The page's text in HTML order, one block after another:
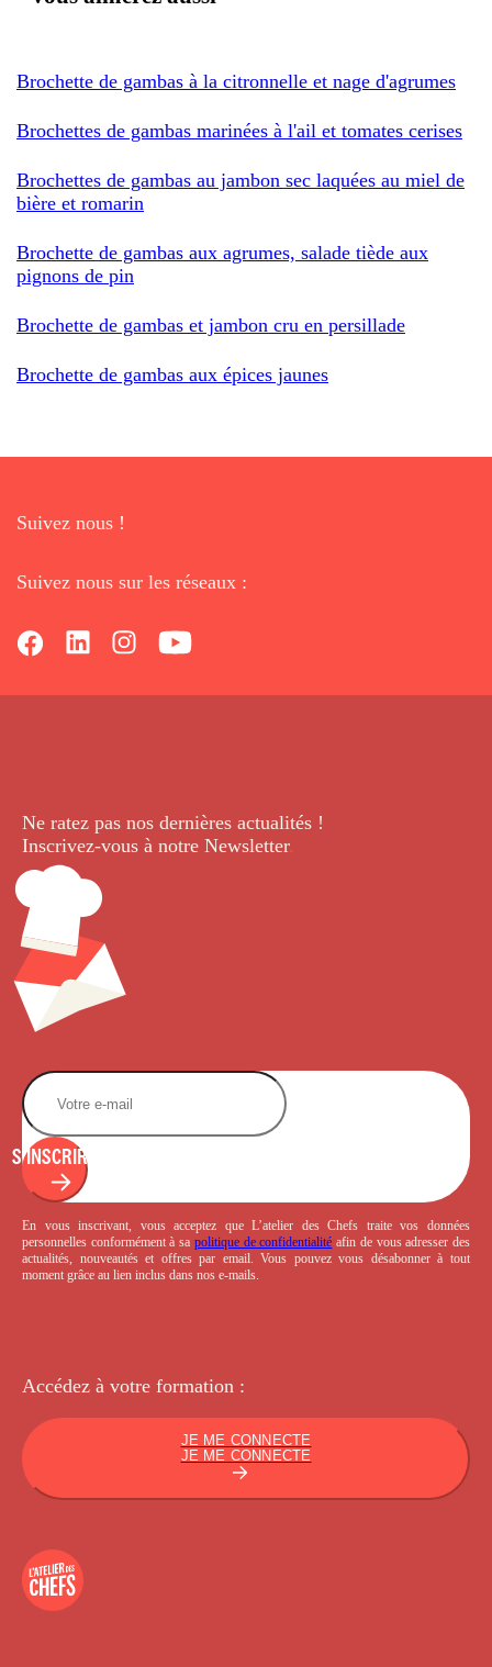
Brochette de gambas à la citronnelle et nage d'agrumes
Brochettes de gambas marinées à l'ail et tomates cerises
Brochettes de gambas au jambon sec laquées au miel de
bière et romarin
Brochette de gambas aux agrumes, salade tiède aux
pignons de pin
Brochette de gambas et jambon cru en persillade
Brochette de gambas aux épices jaunes
Suivez nous !
Suivez nous sur les réseaux :
Ne ratez pas nos dernières actualités !
Inscrivez-vous à notre Newsletter.
S'INSCRIRE
En vous inscrivant, vous acceptez que L’atelier des Chefs traite vos données
personnelles conformément à sa politique de confidentialité afin de vous adresser des
actualités, nouveautés et offres par email. Vous pouvez vous désabonner à tout
moment grâce au lien inclus dans nos e-mails.
Accédez à votre formation :
JE ME CONNECTE
JE ME CONNECTE